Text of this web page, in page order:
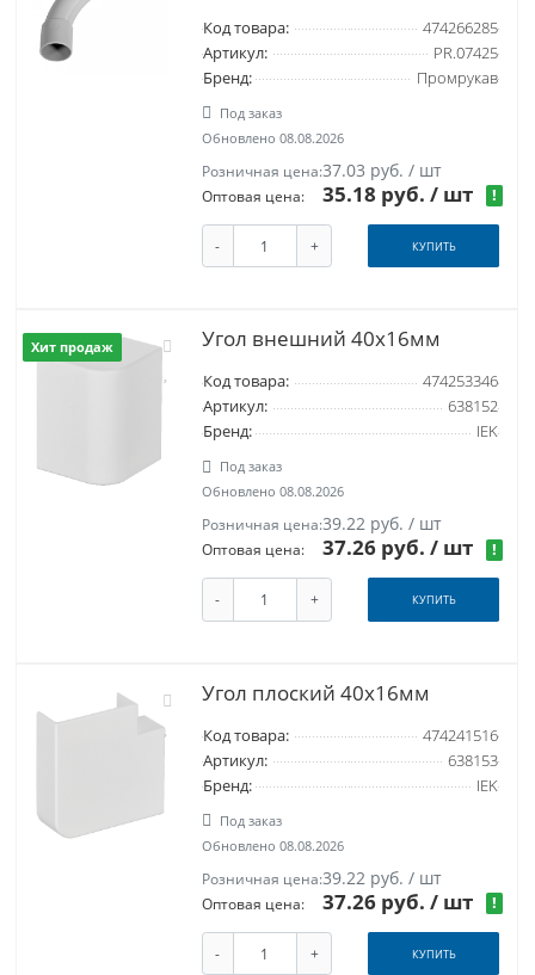
Код товара:
474266285
Артикул:
PR.07425
Бренд:
Промрукав
Под заказ
Обновлено 08.08.2026
Розничная цена:37.03 руб. / шт
Оптовая цена: 35.18 руб./ шт !
- + КУПИТЬ
Хит продаж Угол внешний 40x16мм
Код товара:
474253346
Артикул:
638152
Бренд:
IEK
Под заказ
Обновлено 08.08.2026
Розничная цена:39.22 руб. / шт
Оптовая цена: 37.26 руб./ шт !
- + КУПИТЬ
Угол плоский 40x16мм
Код товара:
474241516
Артикул:
638153
Бренд:
IEK
Под заказ
Обновлено 08.08.2026
Розничная цена:39.22 руб. / шт
Оптовая цена: 37.26 руб./ шт !
- + КУПИТЬ